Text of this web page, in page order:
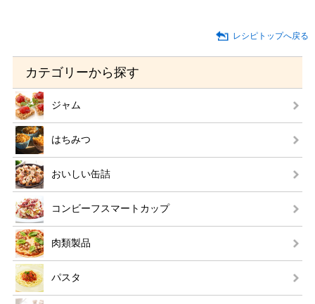
レシピトップへ戻る
カテゴリーから探す
ジャム
はちみつ
おいしい缶詰
コンビーフスマートカップ
肉類製品
パスタ